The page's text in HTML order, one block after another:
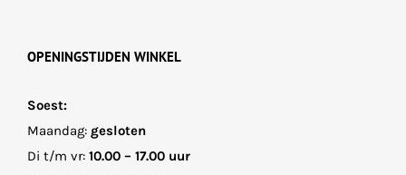
OPENINGSTIJDEN WINKEL
Soest:
Maandag: gesloten
Di t/m vr: 10.00 – 17.00 uur